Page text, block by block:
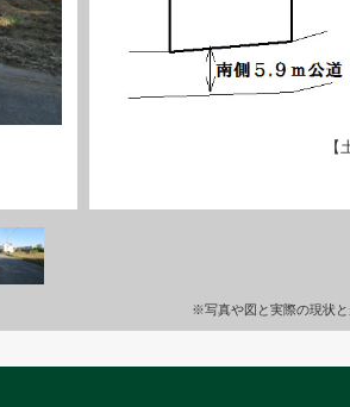
【
※写真や図と実際の現状